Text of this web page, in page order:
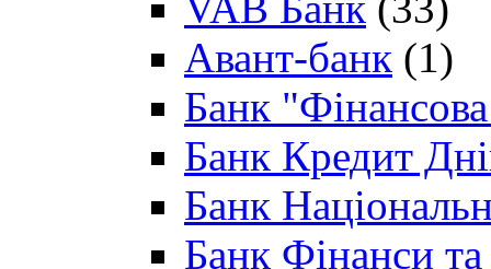
Авант-банк (1)
Банк "Фінансова
Банк Кредит
Банк
Банк Фінанси